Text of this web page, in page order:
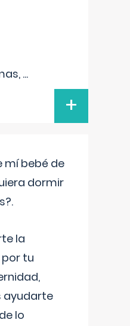
...
+
mí bebé de
dormir
la
tu
ayudarte
lo